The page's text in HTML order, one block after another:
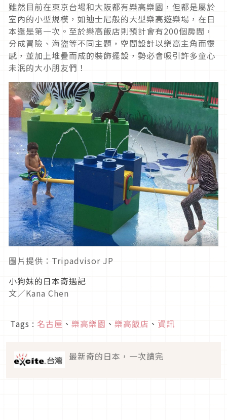
雖然目前在東京台場和大阪都有樂高樂園，但都是屬於
室內的小型規模，如迪士尼般的大型樂高遊樂場，在日
本還是第一次。至於樂高飯店則預計會有200個房間，
分成冒險、海盜等不同主題，空間設計以樂高主角而靈
感，並加上堆疊而成的裝飾擺設，勢必會吸引許多童心
未泯的大小朋友們！
圖片提供：Tripadvisor JP
小狗妹的日本奇遇記
文／Kana Chen
Tags : 名古屋 、 樂高樂園 、 樂高飯店 、 資訊
最新奇的日本，一次讀完